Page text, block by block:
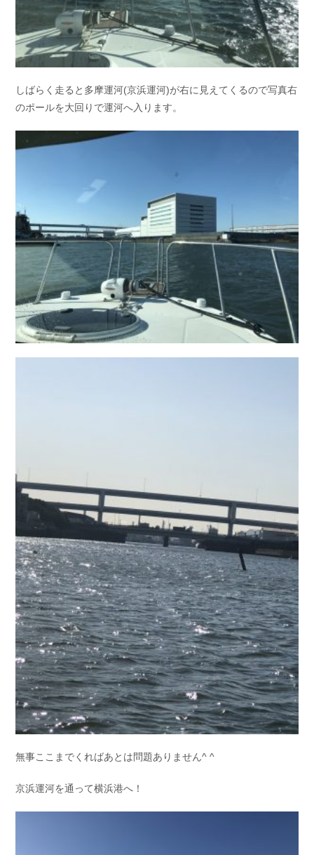
しばらく走ると多摩運河(京浜運河)が右に見えてくるので写真右
のポールを大回りで運河へ入ります。
無事ここまでくればあとは問題ありません^ ^
京浜運河を通って横浜港へ！